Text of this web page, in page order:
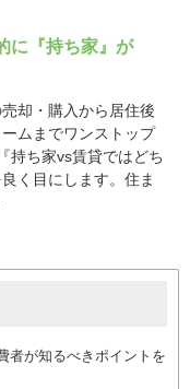
に『持ち家』が
却・購入から居住後
ムまでワンストップ
持ち家vs賃貸ではどち
く目にします。住ま
者が知るべきポイントを